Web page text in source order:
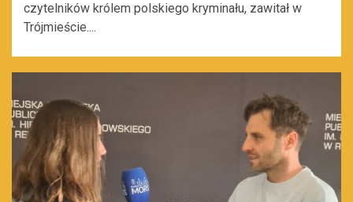
czytelników królem polskiego kryminału, zawitał w
Trójmieście....